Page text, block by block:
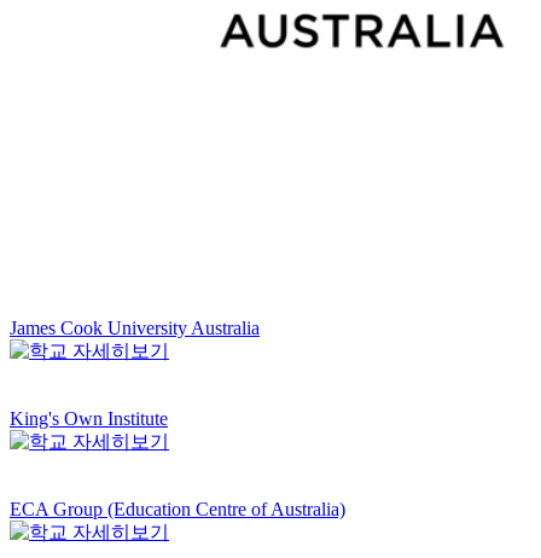
James Cook University Australia
King's Own Institute
ECA Group (Education Centre of Australia)